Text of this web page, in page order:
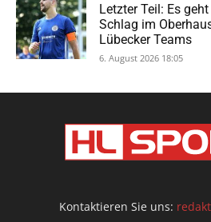
Letzter Teil: Es
Schlag im
Lübecker Teams
6. August 2026 18:05
Kontaktieren Sie uns: